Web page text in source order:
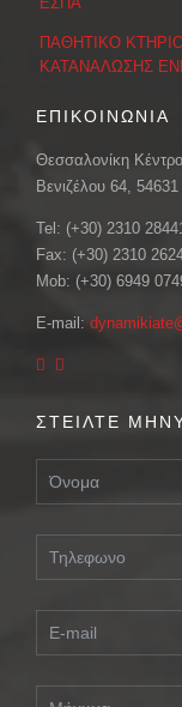
ΠΑΘΗΤΙΚΟ
ΚΑΤΑΝΑΛΩΣΗΣ
ΕΠΙΚΟΙΝΩΝΙΑ
Θεσσαλονίκη Κέντρο
Βενιζέλου 64, 54631
Tel: (+30) 2310
Fax: (+30) 2310
Mob: (+30) 6949
E-mail:
ΣΤΕΙΛΤΕ